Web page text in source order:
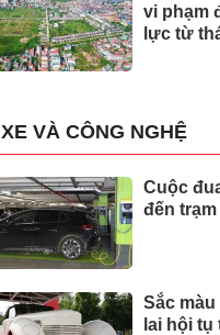
vi phạm
lực từ
XE VÀ CÔNG NGHỆ
Cuộc
đến
Sắc
lai hội tụ